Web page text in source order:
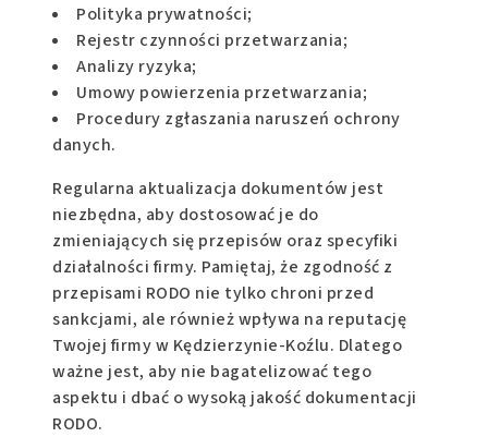
Polityka prywatności;
Rejestr czynności przetwarzania;
Analizy ryzyka;
Umowy powierzenia przetwarzania;
Procedury zgłaszania naruszeń ochrony
danych.
Regularna aktualizacja dokumentów jest
niezbędna, aby dostosować je do
zmieniających się przepisów oraz specyfiki
działalności firmy. Pamiętaj, że zgodność z
przepisami RODO nie tylko chroni przed
sankcjami, ale również wpływa na reputację
Twojej firmy w Kędzierzynie-Koźlu. Dlatego
ważne jest, aby nie bagatelizować tego
aspektu i dbać o wysoką jakość dokumentacji
RODO.